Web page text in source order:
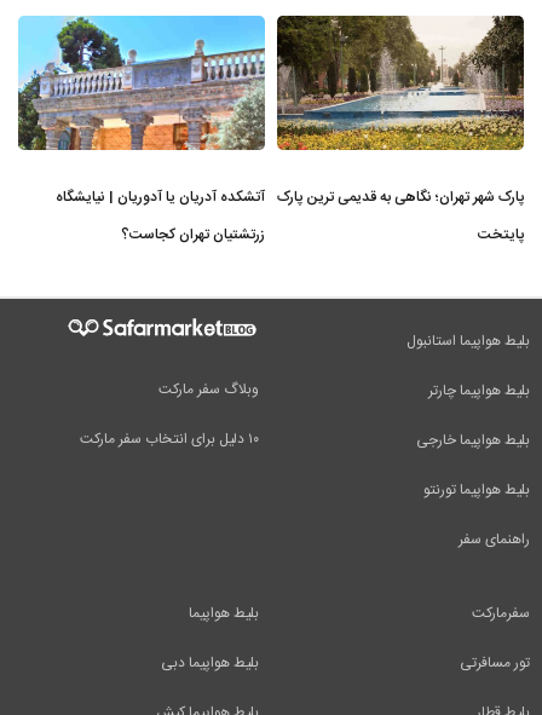
پارک شهر تهران؛ نگاهی به قدیمی ترین پارک
پایتخت
آتشکده آدریان یا آدوریان | نیایشگاه
زرتشتیان تهران کجاست؟
وبلاگ سفر مارکت
۱۰ دلیل برای انتخاب سفر مارکت
بلیط هواپیما استانبول
بلیط هواپیما چارتر
بلیط هواپیما خارجی
بلیط هواپیما تورنتو
راهنمای سفر
بلیط هواپیما
بلیط هواپیما دبی
سفرمارکت
تور مسافرتی